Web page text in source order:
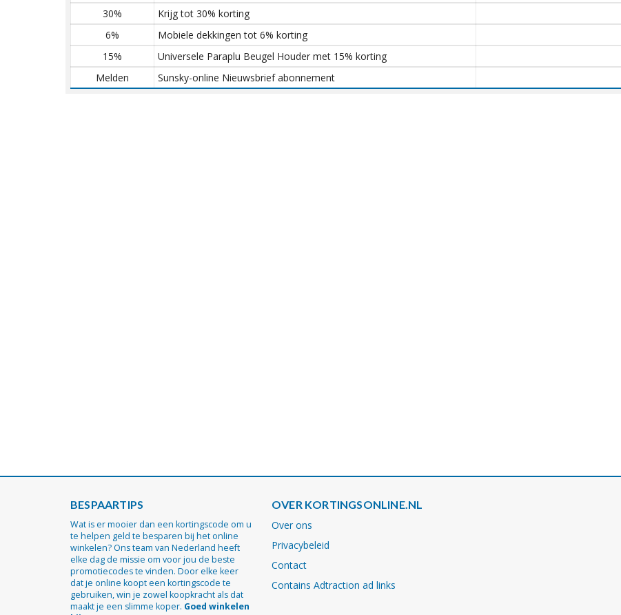
30%
Krijg tot 30% korting
6%
Mobiele dekkingen tot 6% korting
15%
Universele Paraplu Beugel Houder met 15% korting
Melden
Sunsky-online Nieuwsbrief abonnement
BESPAARTIPS
Wat is er mooier dan een kortingscode om u
te helpen geld te besparen bij het online
winkelen? Ons team van Nederland heeft
elke dag de missie om voor jou de beste
promotiecodes te vinden. Door elke keer
dat je online koopt een kortingscode te
gebruiken, win je zowel koopkracht als dat
maakt je een slimme koper. Goed winkelen
OVER KORTINGSONLINE.NL
Over ons
Privacybeleid
Contact
Contains Adtraction ad links